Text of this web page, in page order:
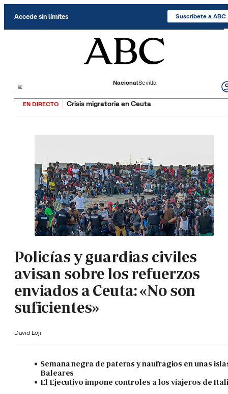
Accede sin límites Suscríbete a ABC
NacionalSevilla
EN DIRECTO Crisis migratoria en Ceuta
Policías y guardias civiles
avisan sobre los refuerzos
enviados a Ceuta: «No son
suficientes»
David Loji
Semana negra de pateras y naufragios en unas
Baleares
El Ejecutivo impone controles a los viajeros de